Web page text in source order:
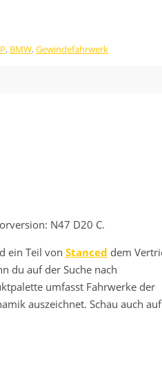
, BMW, Gewindefahrwerk
N47 D20 C.
ein Teil von Stanced dem
du auf der Suche nach
umfasst Fahrwerke der
auszeichnet. Schau auch